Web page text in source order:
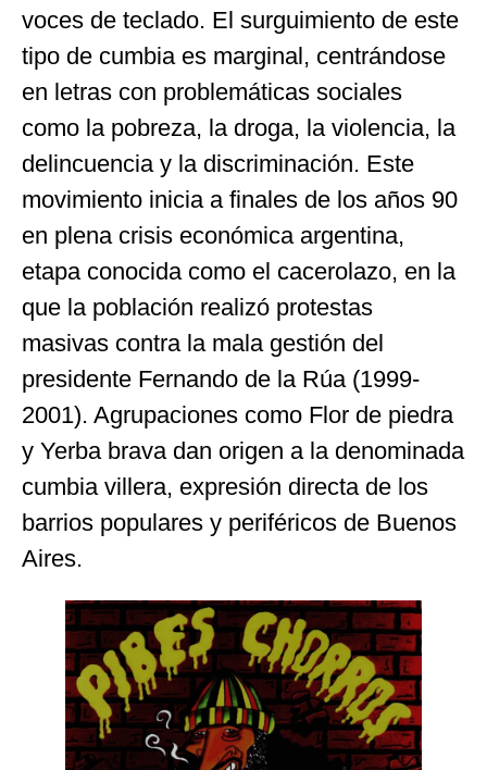
voces de teclado. El surguimiento de este
tipo de cumbia es marginal, centrándose
en letras con problemáticas sociales
como la pobreza, la droga, la violencia, la
delincuencia y la discriminación. Este
movimiento inicia a finales de los años 90
en plena crisis económica argentina,
etapa conocida como el cacerolazo, en la
que la población realizó protestas
masivas contra la mala gestión del
presidente Fernando de la Rúa (1999-
2001). Agrupaciones como Flor de piedra
y Yerba brava dan origen a la denominada
cumbia villera, expresión directa de los
barrios populares y periféricos de Buenos
Aires.